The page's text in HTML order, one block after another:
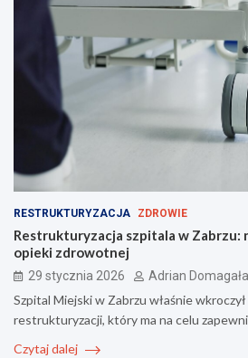
RESTRUKTURYZACJA ZDROWIE
Restrukturyzacja szpitala w Zabrzu:
opieki zdrowotnej
29 stycznia 2026 Adrian Domagała
Szpital Miejski w Zabrzu właśnie
restrukturyzacji, który ma na celu
Czytaj dalej